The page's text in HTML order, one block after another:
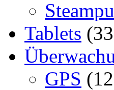
Tablets
GPS